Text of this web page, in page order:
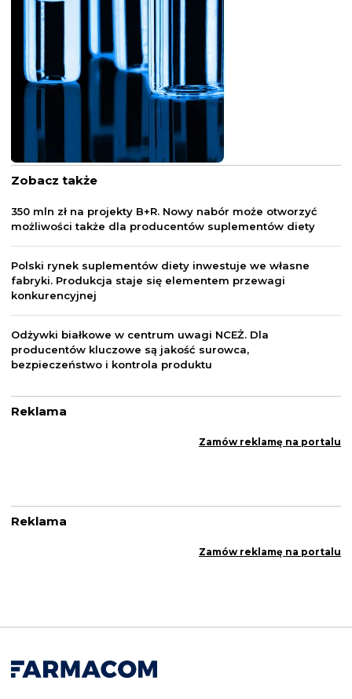
Zobacz także
350 mln zł na projekty B+R. Nowy nabór może otworzyć
możliwości także dla producentów suplementów diety
Polski rynek suplementów diety inwestuje we własne
fabryki. Produkcja staje się elementem przewagi
konkurencyjnej
Odżywki białkowe w centrum uwagi NCEŻ. Dla
producentów kluczowe są jakość surowca,
bezpieczeństwo i kontrola produktu
Reklama
Zamów reklamę na portalu
Reklama
Zamów reklamę na portalu